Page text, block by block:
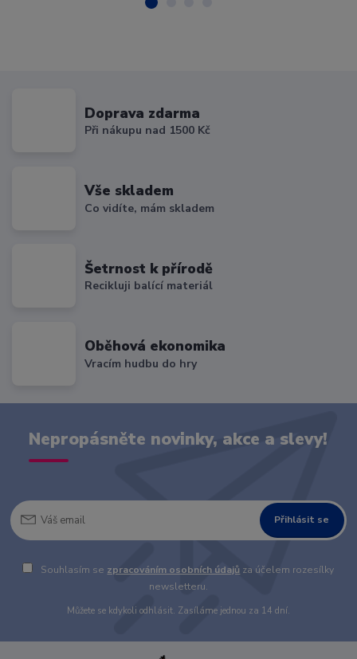
Doprava zdarma
Při nákupu nad 1500 Kč
Vše skladem
Co vidíte, mám skladem
Šetrnost k přírodě
Recikluji balící materiál
Oběhová ekonomika
Vracím hudbu do hry
Nepropásněte novinky, akce a slevy!
Přihlásit se
Souhlasím se zpracováním osobních údajů za účelem rozesílky
newsletteru.
Můžete se kdykoli odhlásit. Zasíláme jednou za 14 dní.